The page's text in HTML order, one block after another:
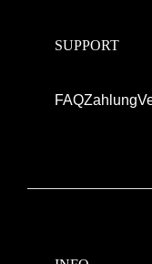
SUPPORT
FAQZahlung